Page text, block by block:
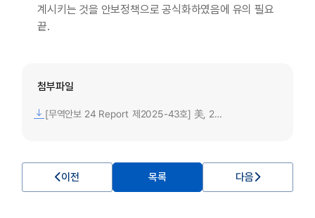
계시키는 것을 안보정책으로 공식화하였음에 유의 필요
끝.
첨부파일
[무역안보 24 Report 제2025-43호] 美, 2025 국가안보전략 발표-수출통제 공조에 대해 경제적 인센티브 제공.pdf
이전 목록 다음